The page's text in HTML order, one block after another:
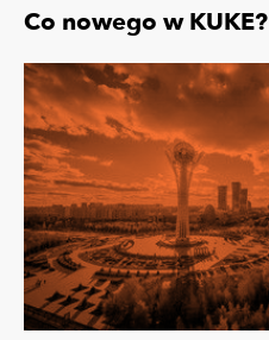
Co nowego w KUKE?